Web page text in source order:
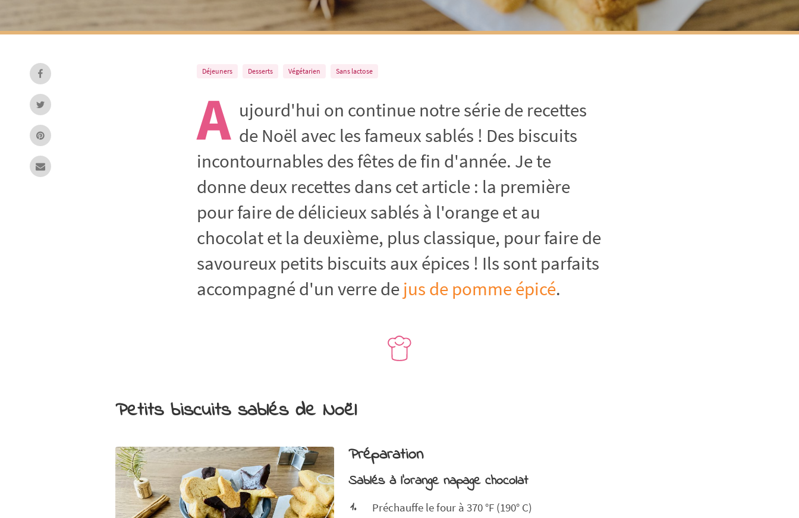
Déjeuners Desserts Végétarien Sans lactose
A ujourd'hui on continue notre série de recettes
de Noël avec les fameux sablés ! Des biscuits
incontournables des fêtes de fin d'année. Je te
donne deux recettes dans cet article : la première
pour faire de délicieux sablés à l'orange et au
chocolat et la deuxième, plus classique, pour faire de
savoureux petits biscuits aux épices ! Ils sont parfaits
accompagné d'un verre de jus de pomme épicé.
Petits biscuits sablés de Noël
Préparation
Sablés à l'orange napage chocolat
Préchauffe le four à 370 °F (190° C)